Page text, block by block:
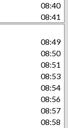
08:40
08:41
08:49
08:50
08:51
08:53
08:54
08:56
08:57
08:58